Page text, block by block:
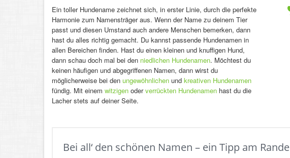
Ein toller Hundename zeichnet sich, in erster Linie, durch die perfekte
Harmonie zum Namensträger aus. Wenn der Name zu deinem Tier
passt und diesen Umstand auch andere Menschen bemerken, dann
hast du alles richtig gemacht. Du kannst passende Hundenamen in
allen Bereichen finden. Hast du einen kleinen und knuffigen Hund,
dann schau doch mal bei den niedlichen Hundenamen. Möchtest du
keinen häufigen und abgegriffenen Namen, dann wirst du
möglicherweise bei den ungewöhnlichen und kreativen Hundenamen
fündig. Mit einem witzigen oderverrückten Hundenamen hast du die
Lacher stets auf deiner Seite.
Bei all‘ den schönen Namen – ein Tipp am Rande